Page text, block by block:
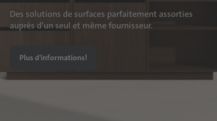
Carrière
Des solutions de surfaces parfaitement assorties
auprès d'un seul et même fournisseur.
Plus d'informations!